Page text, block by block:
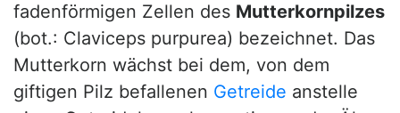
fadenförmigen Zellen des Mutterkornpilzes
(bot.: Claviceps purpurea) bezeichnet. Das
Mutterkorn wächst bei dem, von dem
giftigen Pilz befallenen Getreide anstelle